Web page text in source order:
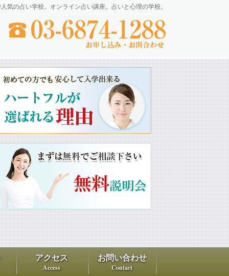
気の占い学校。オンライン占い講座。占いと心理の学校。
アクセス
Access
お問い合わせ
Contact